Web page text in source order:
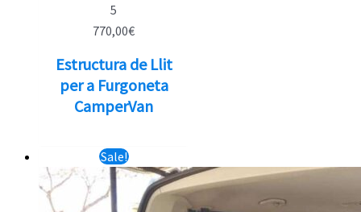
5
770,00€
Estructura de Llit
per a Furgoneta
CamperVan
Sale!